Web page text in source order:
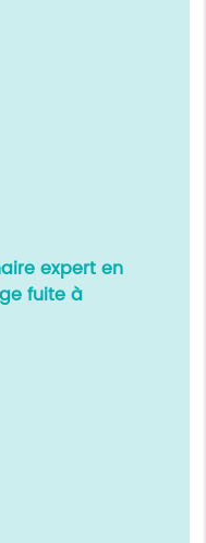
expert en
fuite à